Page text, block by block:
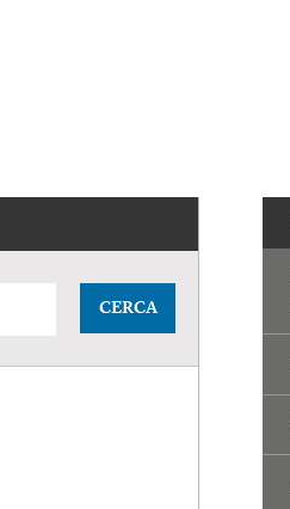
CERCA